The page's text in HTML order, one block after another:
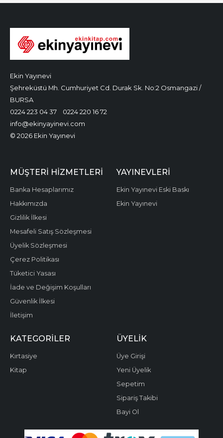
Ekin Yayınevi
Şehreküstü Mh. Cumhuriyet Cd. Durak Sk. No:2 Osmangazi /
BURSA
0224 223 04 37
0224 220 16 72
info@ekinyayinevi.com
© 2026 Ekin Yayınevi
MÜŞTERI HIZMETLERI
Banka Hesaplarımız
Hakkımızda
Gizlilik İlkesi
Mesafeli Satış Sözleşmesi
Üyelik Sözleşmesi
Çerez Politikası
Tüketici Yasası
İade ve Değişim Koşulları
Güvenlik İlkesi
İletişim
YAYINEVLERI
Ekin Yayınevi Eski Baskı
Ekin Yayınevi
KATEGORILER
Kırtasiye
Kitap
ÜYELIK
Üye Girişi
Yeni Üyelik
Sepetim
Sipariş Takibi
Bayi Ol